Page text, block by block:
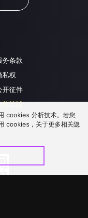
务条款
私权
开征件
作洽談
cookies 分析技术。若您
cookies，关于更多相关隐